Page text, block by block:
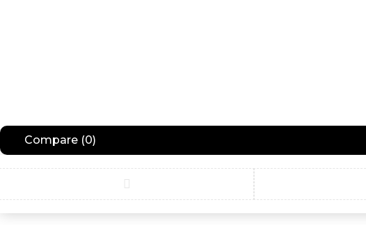
Compare (0)